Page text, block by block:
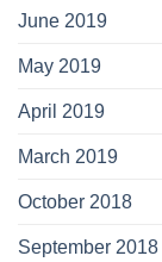
June 2019
May 2019
April 2019
March 2019
October 2018
September 2018